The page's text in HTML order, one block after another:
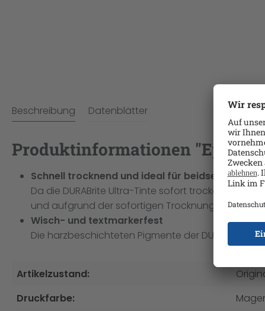
Beschreibung Datenblätter
Produktinformationen "Epson
Schnell trocknend und ideal für beidseitiges
Da die DURABrite Ultra-Tinte sofort trocken ist, ist
und aufgrund der sofortigen Trocknung kommt
Wisch- und textmarkerfest
Die harzbeschichteten Pigmente der DURABrite
Artikelzustand:
Druckfarbe: